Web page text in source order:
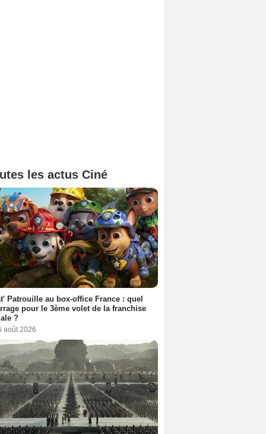
les actus Ciné
Patrouille au box-office France : quel
pour le 3ème volet de la franchise
?
août 2026